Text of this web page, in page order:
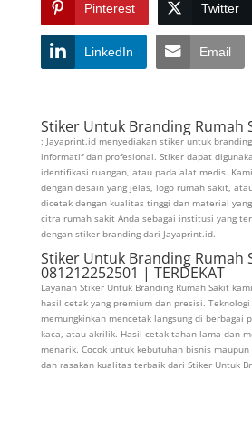
Pinterest Twitter
LinkedIn Email
Stiker Untuk Branding Rumah
: Jayaprint.id menyediakan stiker untuk
informatif dan profesional. Stiker dapat
identifikasi ruangan, atau pada alat medis.
dengan desain yang jelas, logo rumah sakit,
dicetak dengan kualitas tinggi dan material
citra rumah sakit Anda sebagai institusi yang
dengan stiker branding dari Jayaprint.id.
Stiker Untuk Branding Rumah
081212252501 | TERDEKAT
Layanan Stiker Untuk Branding Rumah Sakit
hasil cetak yang premium dan presisi.
memungkinkan mencetak langsung di berbagai
kaca, atau akrilik. Hasil cetak tahan lama dan
menarik. Cocok untuk kebutuhan bisnis
dan rasakan kualitas terbaik dari Stiker Untuk